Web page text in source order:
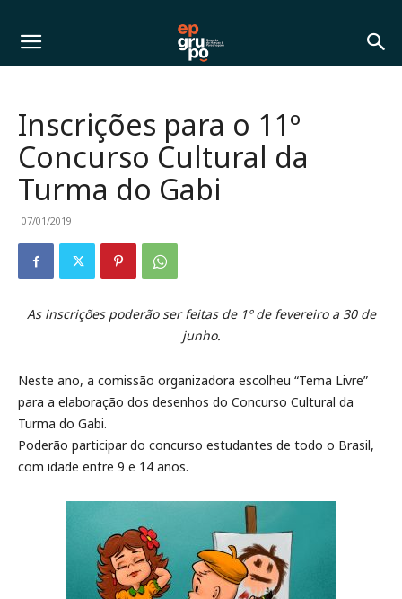
Inscrições para o 11º
Concurso Cultural da
Turma do Gabi
07/01/2019
As inscrições poderão ser feitas de 1º de fevereiro a 30 de
junho.
Neste ano, a comissão organizadora escolheu “Tema Livre”
para a elaboração dos desenhos do Concurso Cultural da
Turma do Gabi.
Poderão participar do concurso estudantes de todo o Brasil,
com idade entre 9 e 14 anos.